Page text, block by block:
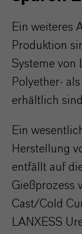
Ein weiteres
Produktion
Systeme von
Polyether-
erhältlich
Ein
Herstellung
entfällt auf
Gießprozess
Cast/Cold
LANXESS